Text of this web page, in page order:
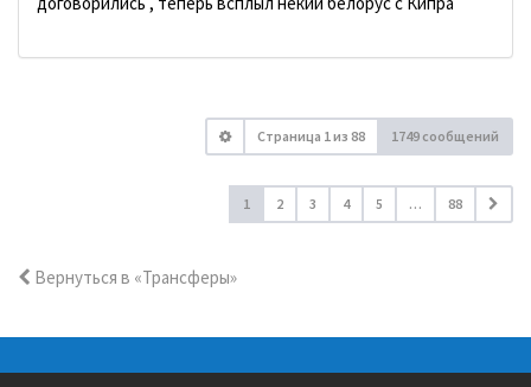
Страница 1 из 88 1749 сообщений
1 2 3 4 5 … 88
Вернуться в «Трансферы»